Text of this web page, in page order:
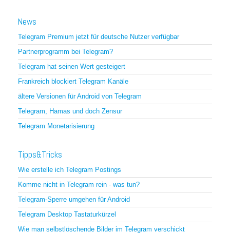
News
Telegram Premium jetzt für deutsche Nutzer verfügbar
Partnerprogramm bei Telegram?
Telegram hat seinen Wert gesteigert
Frankreich blockiert Telegram Kanäle
ältere Versionen für Android von Telegram
Telegram, Hamas und doch Zensur
Telegram Monetarisierung
Tipps&Tricks
Wie erstelle ich Telegram Postings
Komme nicht in Telegram rein - was tun?
Telegram-Sperre umgehen für Android
Telegram Desktop Tastaturkürzel
Wie man selbstlöschende Bilder im Telegram verschickt